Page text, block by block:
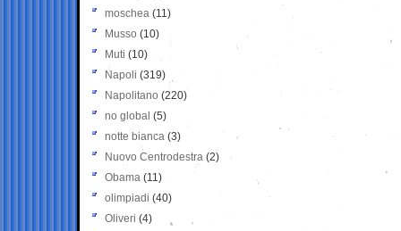
moschea (11)
Musso (10)
Muti (10)
Napoli (319)
Napolitano (220)
no global (5)
notte bianca (3)
Nuovo Centrodestra (2)
Obama (11)
olimpiadi (40)
Oliveri (4)